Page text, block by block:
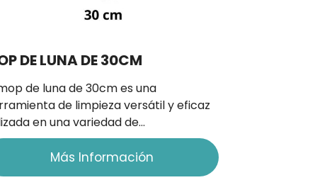
DE LUNA DE 30CM
de luna de 30cm es una
de limpieza versátil y eficaz
en una variedad de…
Más Información